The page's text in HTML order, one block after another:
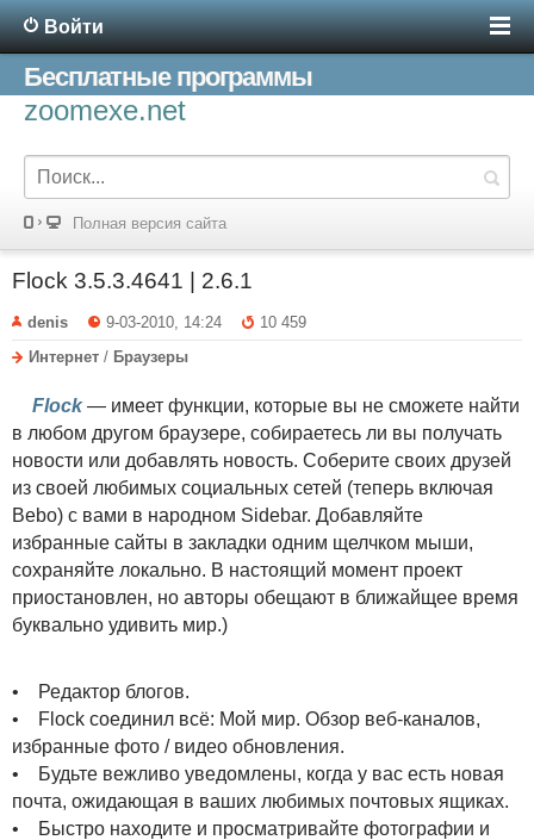
Войти
Бесплатные программы
zoomexe.net
Полная версия сайта
Flock 3.5.3.4641 | 2.6.1
denis 9-03-2010, 14:24
10 459
Интернет / Браузеры
Flock— имеет функции, которые вы не сможете найти
в любом другом браузере, собираетесь ли вы получать
новости или добавлять новость. Соберите своих друзей
из своей любимых социальных сетей (теперь включая
Bebo) с вами в народном Sidebar. Добавляйте
избранные сайты в закладки одним щелчком мыши,
сохраняйте локально. В настоящий момент проект
приостановлен, но авторы обещают в ближайщее время
буквально удивить мир.)
• Редактор блогов.
• Flock соединил всё: Мой мир. Обзор веб-каналов,
избранные фото / видео обновления.
• Будьте вежливо уведомлены, когда у вас есть новая
почта, ожидающая в ваших любимых почтовых ящиках.
• Быстро находите и просматривайте фотографии и